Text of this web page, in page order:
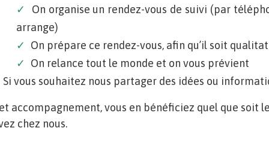
On organise un rendez-vous de suivi (par
arrange)
On prépare ce rendez-vous, afin qu’il soit
On relance tout le monde et on vous prévient
Si vous souhaitez nous partager des idées ou
accompagnement, vous en bénéficiez quel que soit
chez nous.